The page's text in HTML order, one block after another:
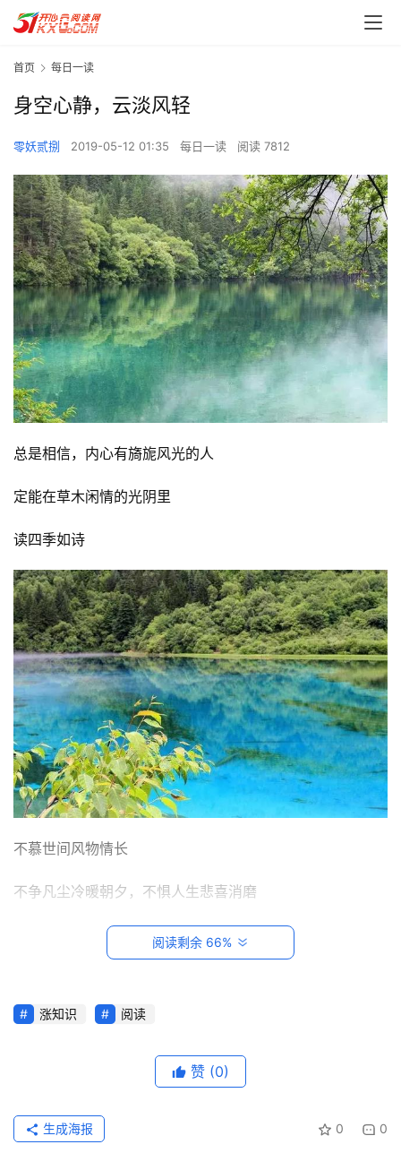
首
日
一
首页 每日一读
身空心静，云淡风轻
零妖贰捌 2019-05-12 01:35 每日一读 阅读 7812
总是相信，内心有旖旎风光的人
定能在草木闲情的光阴里
读四季如诗
不慕世间风物情长
不争凡尘冷暖朝夕，不惧人生悲喜消磨
修一份月白风清的淡定和人淡如菊的从容
阅读剩余 66%
涨知识 阅读
赞 (0)
0 0
生成海报